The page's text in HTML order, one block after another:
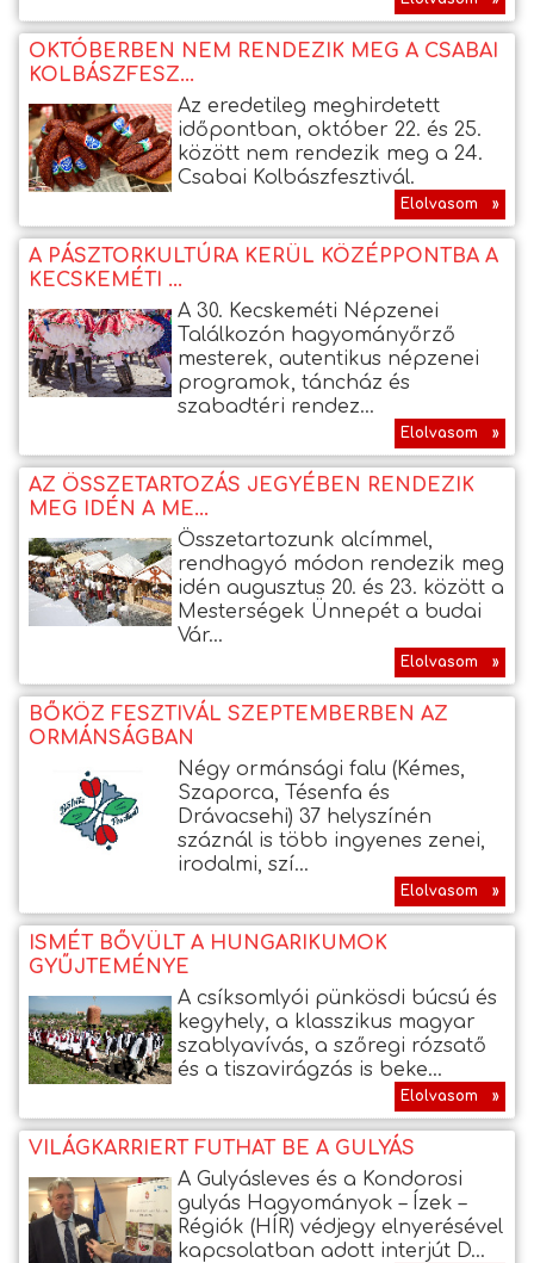
OKTÓBERBEN NEM RENDEZIK MEG A CSABAI
KOLBÁSZFESZ...
Az eredetileg meghirdetett
időpontban, október 22. és 25.
között nem rendezik meg a 24.
Csabai Kolbászfesztivál.
Elolvasom »
A PÁSZTORKULTÚRA KERÜL KÖZÉPPONTBA A
KECSKEMÉTI ...
A 30. Kecskeméti Népzenei
Találkozón hagyományőrző
mesterek, autentikus népzenei
programok, táncház és
szabadtéri rendez...
Elolvasom »
AZ ÖSSZETARTOZÁS JEGYÉBEN RENDEZIK
MEG IDÉN A ME...
Összetartozunk alcímmel,
rendhagyó módon rendezik meg
idén augusztus 20. és 23. között a
Mesterségek Ünnepét a budai
Vár...
Elolvasom »
BŐKÖZ FESZTIVÁL SZEPTEMBERBEN AZ
ORMÁNSÁGBAN
Négy ormánsági falu (Kémes,
Szaporca, Tésenfa és
Drávacsehi) 37 helyszínén
száznál is több ingyenes zenei,
irodalmi, szí...
Elolvasom »
ISMÉT BŐVÜLT A HUNGARIKUMOK
GYŰJTEMÉNYE
A csíksomlyói pünkösdi búcsú és
kegyhely, a klasszikus magyar
szablyavívás, a szőregi rózsatő
és a tiszavirágzás is beke...
Elolvasom »
VILÁGKARRIERT FUTHAT BE A GULYÁS
A Gulyásleves és a Kondorosi
gulyás Hagyományok – Ízek –
Régiók (HÍR) védjegy elnyerésével
kapcsolatban adott interjút D...